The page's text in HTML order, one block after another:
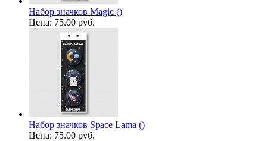
Набор значков Magic ()
Цена: 75.00 руб.
Набор значков Space Lama ()
Цена: 75.00 руб.